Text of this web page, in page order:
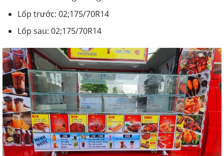
Lốp trước: 02;175/70R14
Lốp sau: 02;175/70R14